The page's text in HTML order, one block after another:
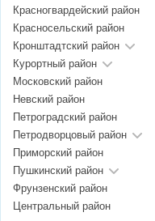
Красногвардейский район
Красносельский район
Кронштадтский район
Курортный район
Московский район
Невский район
Петроградский район
Петродворцовый район
Приморский район
Пушкинский район
Фрунзенский район
Центральный район